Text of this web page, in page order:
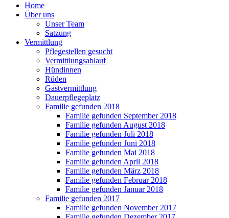
Home
Über uns
Unser Team
Satzung
Vermittlung
Pflegestellen gesucht
Vermittlungsablauf
Hündinnen
Rüden
Gastvermittlung
Dauerpflegeplatz
Familie gefunden 2018
Familie gefunden September 2018
Familie gefunden August 2018
Familie gefunden Juli 2018
Familie gefunden Juni 2018
Familie gefunden Mai 2018
Familie gefunden April 2018
Familie gefunden März 2018
Familie gefunden Februar 2018
Familie gefunden Januar 2018
Familie gefunden 2017
Familie gefunden November 2017